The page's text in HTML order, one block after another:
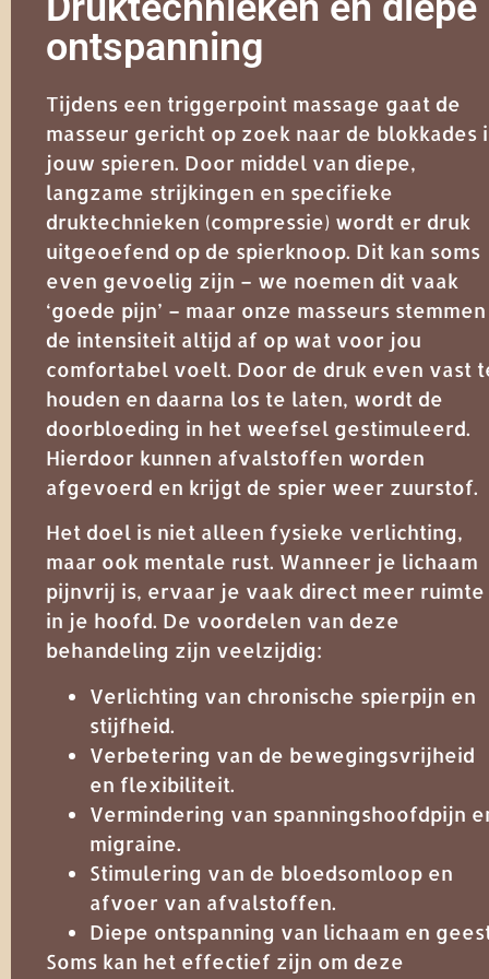
ontspanning
Tijdens een triggerpoint massage gaat de
masseur gericht op zoek naar de blokkades
jouw spieren. Door middel van diepe,
langzame strijkingen en specifieke
druktechnieken (compressie) wordt er druk
uitgeoefend op de spierknoop. Dit kan soms
even gevoelig zijn – we noemen dit vaak
‘goede pijn’ – maar onze masseurs stemmen
de intensiteit altijd af op wat voor jou
comfortabel voelt. Door de druk even vast
houden en daarna los te laten, wordt de
doorbloeding in het weefsel gestimuleerd.
Hierdoor kunnen afvalstoffen worden
afgevoerd en krijgt de spier weer zuurstof.
Het doel is niet alleen fysieke verlichting,
maar ook mentale rust. Wanneer je lichaam
pijnvrij is, ervaar je vaak direct meer ruimte
in je hoofd. De voordelen van deze
behandeling zijn veelzijdig:
Verlichting van chronische spierpijn en
stijfheid.
Verbetering van de bewegingsvrijheid
en flexibiliteit.
Vermindering van spanningshoofdpijn
migraine.
Stimulering van de bloedsomloop en
afvoer van afvalstoffen.
Diepe ontspanning van lichaam en
Soms kan het effectief zijn om deze